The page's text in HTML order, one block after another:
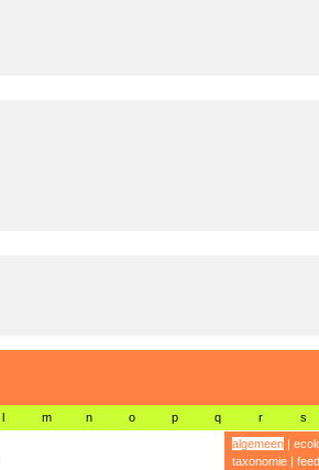
l m n o p q r s
algemeen|
taxonomie|